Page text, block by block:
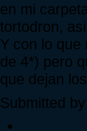
en mi
tortodron,
Y con lo que
de 4*) pero
que dejan
Submitted